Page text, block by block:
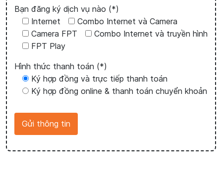
Bạn đăng ký dịch vụ nào (*)
Internet
Combo Internet và Camera
Camera FPT
Combo Internet và truyền hình
FPT Play
Hình thức thanh toán (*)
Ký hợp đồng và trực tiếp thanh toán
Ký hợp đồng online & thanh toán chuyển khoản